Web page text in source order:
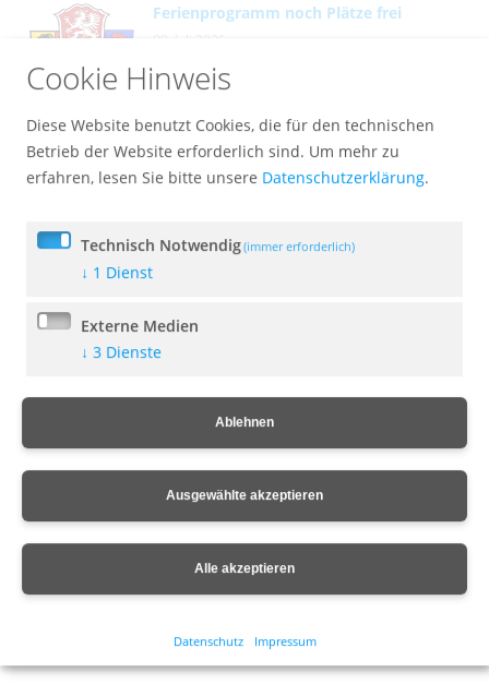
Ferienprogramm noch Plätze frei
09. Juli 2026
Bekanntmachung der Sitzung des
Marktgemeinderates am 13.07.2026
Rentenantragasannahme
22. Juni 2026
Cookie Hinweis
Diese Website benutzt Cookies, die für den technischen
Betrieb der Website erforderlich sind. Um mehr zu
erfahren, lesen Sie bitte unsere Datenschutzerklärung.
Technisch Notwendig(immer erforderlich)
↓ 1 Dienst
Externe Medien
↓ 3 Dienste
Ablehnen
Ausgewählte akzeptieren
Alle akzeptieren
Datenschutz Impressum